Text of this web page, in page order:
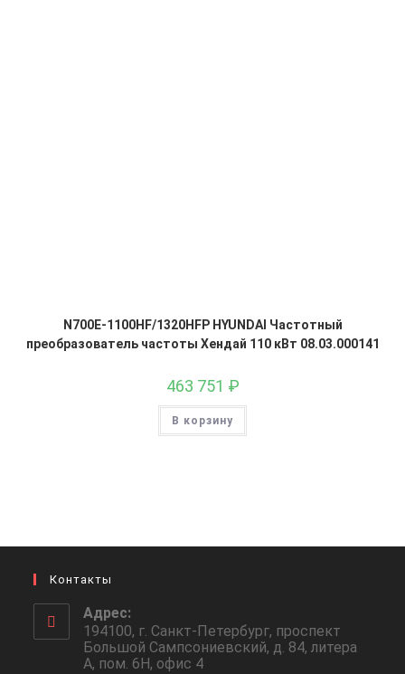
N700E-1100HF/1320HFP HYUNDAI Частотный
преобразователь частоты Хендай 110 кВт 08.03.000141
463 751 ₽
В корзину
Контакты
Адрес:
194100, г. Санкт-Петербург, проспект
Большой Сампсониевский, д. 84, литера
А, пом. 6Н, офис 4